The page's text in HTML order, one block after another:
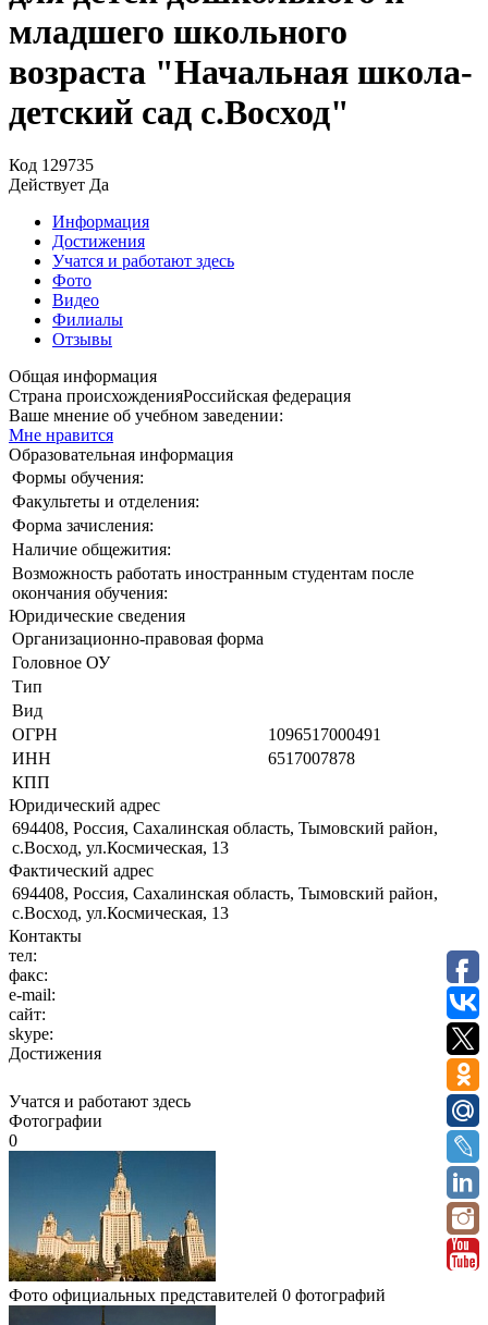
младшего школьного
возраста "Начальная школа-
детский сад с.Восход"
Код 129735
Действует Да
Информация
Достижения
Учатся и работают здесь
Фото
Видео
Филиалы
Отзывы
Общая информация
Страна происхожденияРоссийская федерация
Ваше мнение об учебном заведении:
Мне нравится
Образовательная информация
Формы обучения:
Факультеты и отделения:
Форма зачисления:
Наличие общежития:
Возможность работать иностранным студентам после
окончания обучения:
Юридические сведения
Организационно-правовая форма
Головное ОУ
Тип
Вид
ОГРН
1096517000491
ИНН
6517007878
КПП
Юридический адрес
694408, Россия, Сахалинская область, Тымовский район,
с.Восход, ул.Космическая, 13
Фактический адрес
694408, Россия, Сахалинская область, Тымовский район,
с.Восход, ул.Космическая, 13
Контакты
тел:
факс:
e-mail:
сайт:
skype:
Достижения
Учатся и работают здесь
Фотографии
0
Фото официальных представителей 0 фотографий